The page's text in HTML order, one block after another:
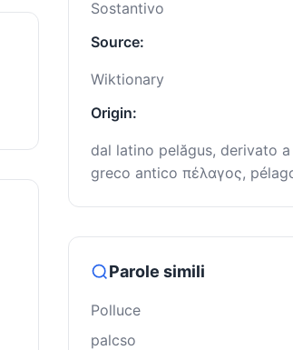
Sostantivo
Source:
Wiktionary
Origin:
dal latino pelăgus, derivato
greco antico πέλαγος,
Parole simili
Polluce
palcso